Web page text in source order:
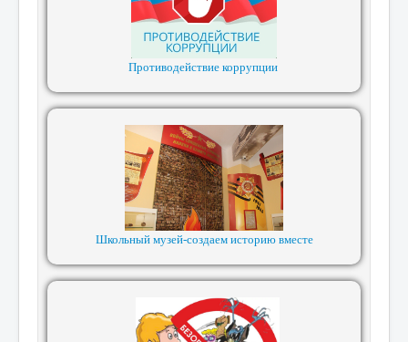
Противодействие коррупции
Школьный музей-создаем историю вместе